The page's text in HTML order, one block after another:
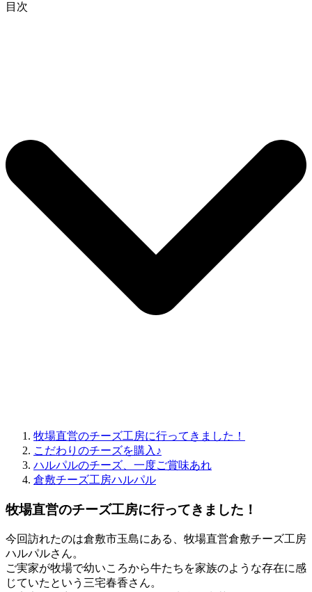
目次
牧場直営のチーズ工房に行ってきました！
こだわりのチーズを購入♪
ハルパルのチーズ、一度ご賞味あれ
倉敷チーズ工房ハルパル
牧場直営のチーズ工房に行ってきました！
今回訪れたのは倉敷市玉島にある、牧場直営倉敷チーズ工房
ハルパルさん。
ご実家が牧場で幼いころから牛たちを家族のような存在に感
じていたという三宅春香さん。